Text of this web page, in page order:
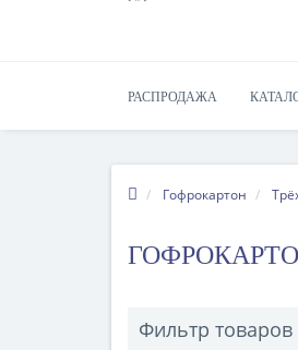
РАСПРОДАЖА
Гофрокартон
Фильтр товаров